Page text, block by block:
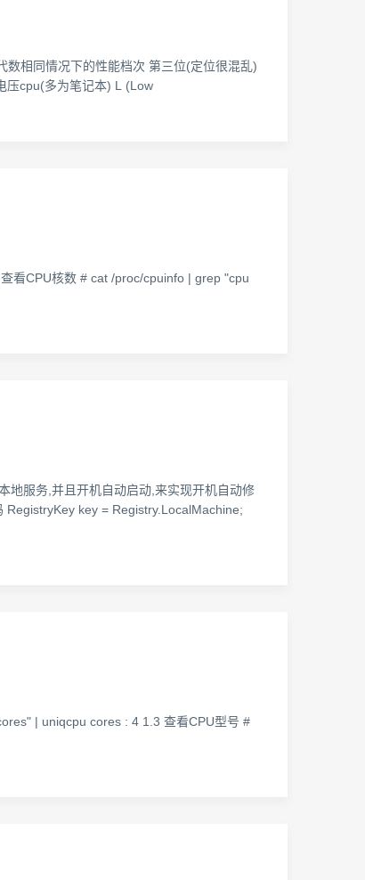
相同情况下的性能档次 第三位(定位很混乱)
压cpu(多为笔记本) L (Low
看CPU核数 # cat /proc/cpuinfo | grep "cpu
地服务,并且开机自动启动,来实现开机自动修
key = Registry.LocalMachine;
| uniqcpu cores : 4 1.3 查看CPU型号 #